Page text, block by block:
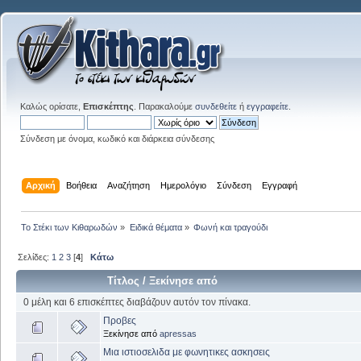
Καλώς ορίσατε, Επισκέπτης . Παρακαλούμε συνδεθείτε ή εγγραφείτε
Σύνδεση με όνομα, κωδικό και διάρκεια σύνδεσης
Αρχική Βοήθεια Αναζήτηση Ημερολόγιο Σύνδεση Εγγραφή
Το Στέκι των Κιθαρωδών » Ειδικά θέματα» Φωνή και τραγούδι
Σελίδες: 1 2 3 [4]Κάτω
Τίτλος /Ξεκίνησε από
0 μέλη και 6 επισκέπτες διαβάζουν αυτόν τον πίνακα.
Προβες
Ξεκίνησε από apressas
Μια ιστιοσελιδα με φωνητικες ασκησεις